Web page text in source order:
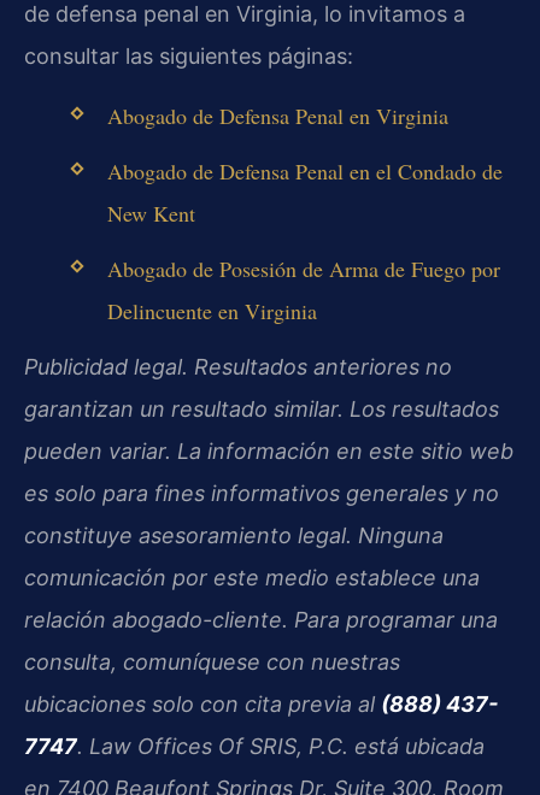
de defensa penal en Virginia, lo invitamos a
consultar las siguientes páginas:
Abogado de Defensa Penal en Virginia
Abogado de Defensa Penal en el Condado de
New Kent
Abogado de Posesión de Arma de Fuego por
Delincuente en Virginia
Publicidad legal. Resultados anteriores no
garantizan un resultado similar. Los resultados
pueden variar. La información en este sitio web
es solo para fines informativos generales y no
constituye asesoramiento legal. Ninguna
comunicación por este medio establece una
relación abogado-cliente. Para programar una
consulta, comuníquese con nuestras
ubicaciones solo con cita previa al (888) 437-
7747. Law Offices Of SRIS, P.C. está ubicada
en 7400 Beaufont Springs Dr, Suite 300, Room